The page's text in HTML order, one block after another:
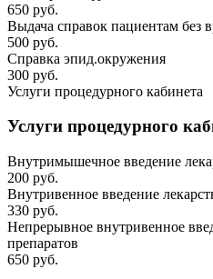
650 руб.
Выдача справок пациентам без
500 руб.
Справка эпид.окружения
300 руб.
Услуги процедурного кабинета
Услуги процедурного
Внутримышечное введение
200 руб.
Внутривенное введение
330 руб.
Непрерывное внутривенное
препаратов
650 руб.